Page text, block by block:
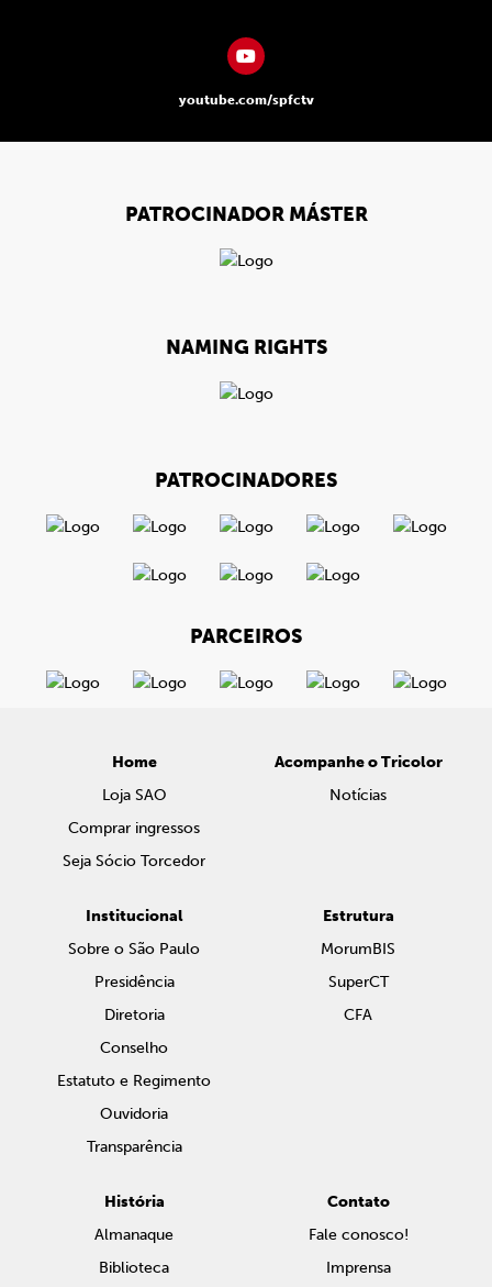
youtube.com/spfctv
PATROCINADOR MÁSTER
NAMING RIGHTS
PATROCINADORES
PARCEIROS
Home
Loja SAO
Comprar ingressos
Seja Sócio Torcedor
Acompanhe o Tricolor
Notícias
Institucional
Sobre o São Paulo
Presidência
Diretoria
Conselho
Estatuto e Regimento
Ouvidoria
Transparência
Estrutura
MorumBIS
SuperCT
CFA
História
Almanaque
Biblioteca
Contato
Fale conosco!
Imprensa